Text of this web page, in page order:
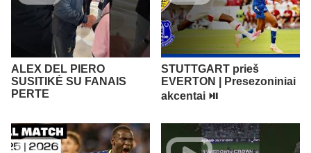
ALEX DEL PIERO
SUSITIKĖ SU FANAIS
PERTE
STUTTGART prieš
EVERTON | Presezoniniai
akcentai ⏯️